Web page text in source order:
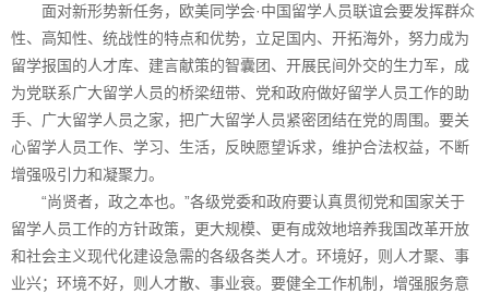
面对新形势新任务，欧美同学会·中国留学人员联谊会要发挥群众
性、高知性、统战性的特点和优势，立足国内、开拓海外，努力成为
留学报国的人才库、建言献策的智囊团、开展民间外交的生力军，成
为党联系广大留学人员的桥梁纽带、党和政府做好留学人员工作的助
手、广大留学人员之家，把广大留学人员紧密团结在党的周围。要关
心留学人员工作、学习、生活，反映愿望诉求，维护合法权益，不断
增强吸引力和凝聚力。
“尚贤者，政之本也。”各级党委和政府要认真贯彻党和国家关于
留学人员工作的方针政策，更大规模、更有成效地培养我国改革开放
和社会主义现代化建设急需的各级各类人才。环境好，则人才聚、事
业兴；环境不好，则人才散、事业衰。要健全工作机制，增强服务意